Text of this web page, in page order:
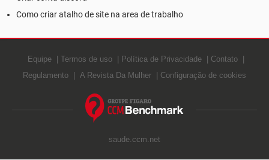
Como criar atalho de site na area de trabalho
Equipe Termos de uso Política de Privacidade
Contato
Regulamento
A Revista Da Mulher Configuração de cookies
saude.ccm.net